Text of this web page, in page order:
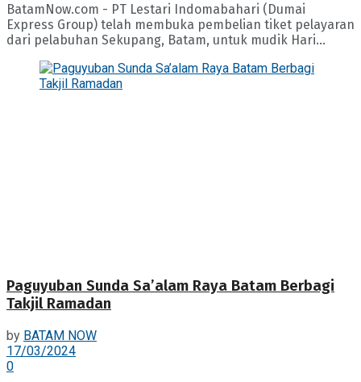
BatamNow.com - PT Lestari Indomabahari (Dumai
Express Group) telah membuka pembelian tiket pelayaran
dari pelabuhan Sekupang, Batam, untuk mudik Hari...
Paguyuban Sunda Sa’alam Raya Batam Berbagi
Takjil Ramadan
by BATAM NOW
17/03/2024
0